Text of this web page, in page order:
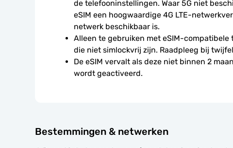
de telefooninstellingen. Waar 5G niet
eSIM een hoogwaardige 4G LTE-
netwerk beschikbaar is.
Alleen te gebruiken met eSIM-compatibele
die niet simlockvrij zijn. Raadpleeg bij
De eSIM vervalt als deze niet binnen 2
wordt geactiveerd.
Bestemmingen & netwerken